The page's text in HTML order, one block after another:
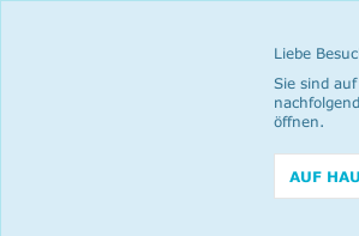
Liebe
Sie sind
öffnen.
AUF